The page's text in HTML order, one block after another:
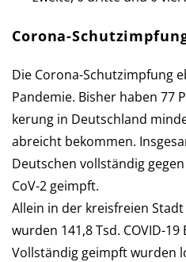
Corona-
Die Corona-Schutzimpfung
Pan­de­mie. Bis­her haben 77
ke­rung in Deutsch­land
ab­reicht be­kommen.
Deutschen voll­stän­dig
CoV-2 geimpft.
Allein in der kreis­freien
wur­den 141,8 Tsd. COVID-
Voll­stän­dig ge­impft wurden